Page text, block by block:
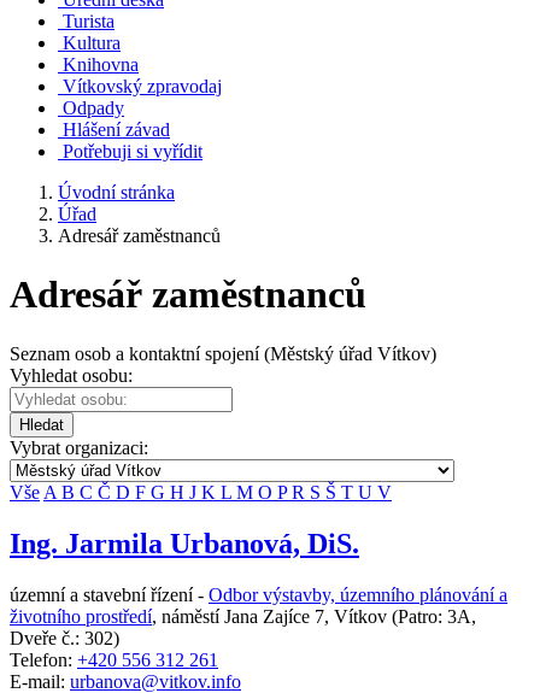
Turista
Kultura
Knihovna
Vítkovský zpravodaj
Odpady
Hlášení závad
Potřebuji si vyřídit
Úvodní stránka
Úřad
Adresář zaměstnanců
Adresář zaměstnanců
Seznam osob a kontaktní spojení (Městský úřad Vítkov)
Vyhledat osobu:
Hledat
Vybrat organizaci:
Vše A B C Č D F G H J K L M O PR S Š T U V
Ing. Jarmila Urbanová, DiS.
územní a stavební řízení - Odbor výstavby, územního plánování a
životního prostředí, náměstí Jana Zajíce 7, Vítkov (Patro: 3A,
Dveře č.: 302)
Telefon: +420 556 312 261
E-mail: urbanova@vitkov.info